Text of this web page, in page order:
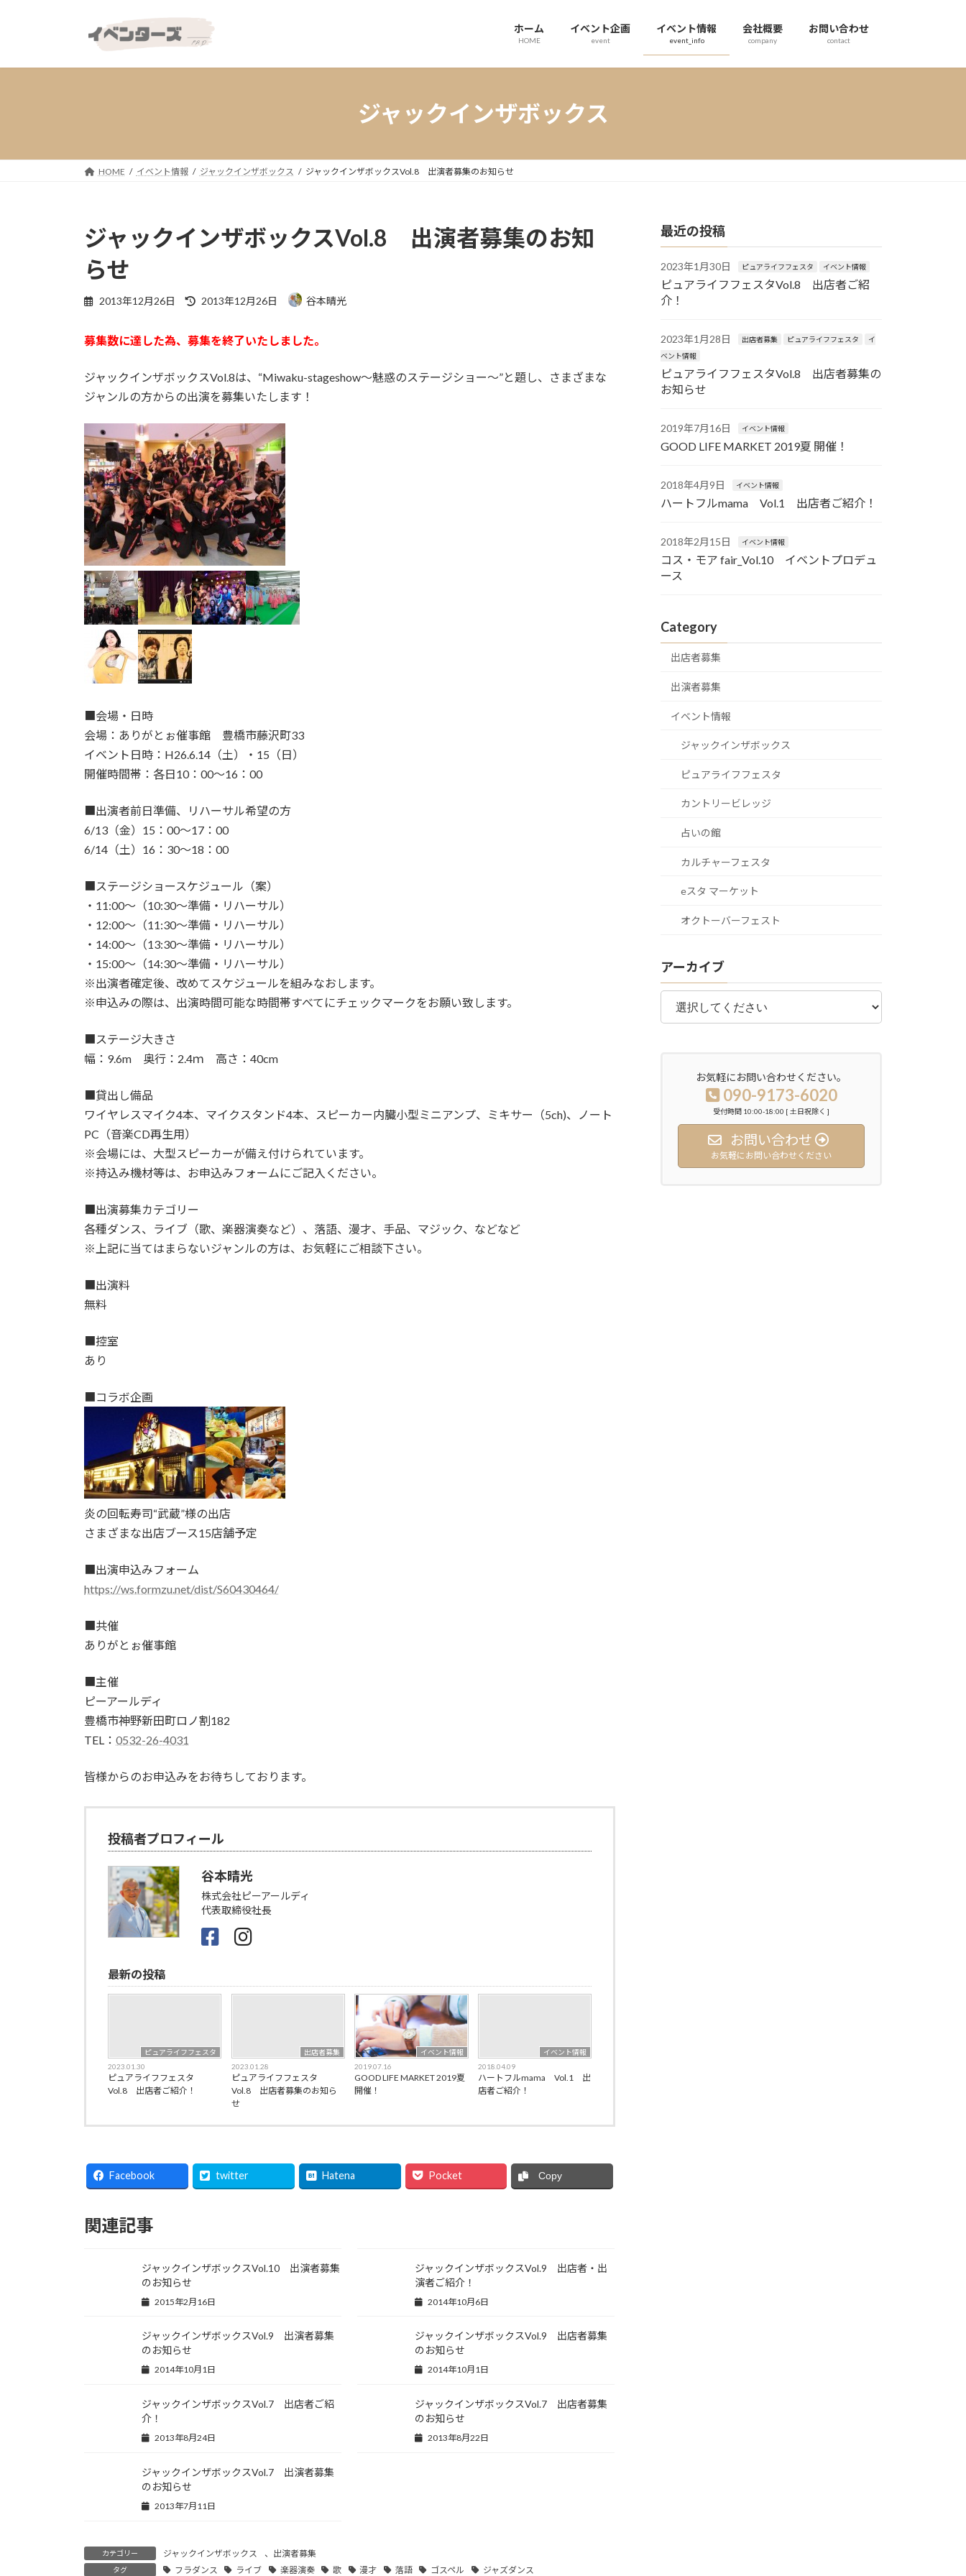
プ
動
ホーム
HOME
イベント企画
event
イベント情報
event_info
会社概要
company
お問い合わせ
contact
ジャックインザボックス
HOME イベント情報 ジャックインザボックス ジャックインザボックスVol.8 出演者募集のお知らせ
ジャックインザボックスVol.8 出演者募集のお知
らせ
2013年12月26日
最
新
:
2013年12月26日 谷本晴光
募集数に達した為、募集を終了いたしました。
ジャックインザボックスVol.8は、“Miwaku-stageshow～魅惑のステージショー～”と題し、さまざまな
ジャンルの方からの出演を募集いたします！
■会場・日時
会場：ありがとぉ催事館 豊橋市藤沢町33
イベント日時：H26.6.14（土）・15（日）
開催時間帯：各日10：00～16：00
■出演者前日準備、リハーサル希望の方
6/13（金）15：00～17：00
6/14（土）16：30～18：00
■ステージショースケジュール（案）
・11:00～（10:30～準備・リハーサル）
・12:00～（11:30～準備・リハーサル）
・14:00～（13:30～準備・リハーサル）
・15:00～（14:30～準備・リハーサル）
※出演者確定後、改めてスケジュールを組みなおします。
※申込みの際は、出演時間可能な時間帯すべてにチェックマークをお願い致します。
■ステージ大きさ
幅：9.6m 奥行：2.4ｍ 高さ：40cm
■貸出し備品
ワイヤレスマイク4本、マイクスタンド4本、スピーカー内臓小型ミニアンプ、ミキサー（5ch)、ノート
PC（音楽CD再生用）
※会場には、大型スピーカーが備え付けられています。
※持込み機材等は、お申込みフォームにご記入ください。
■出演募集カテゴリー
各種ダンス、ライブ（歌、楽器演奏など）、落語、漫才、手品、マジック、などなど
※上記に当てはまらないジャンルの方は、お気軽にご相談下さい。
■出演料
無料
■控室
あり
■コラボ企画
炎の回転寿司“武蔵”様の出店
さまざまな出店ブース15店舗予定
■出演申込みフォーム
https://ws.formzu.net/dist/S60430464/
■共催
ありがとぉ催事館
■主催
ピーアールディ
豊橋市神野新田町ロノ割182
TEL： 0532-26-4031
皆様からのお申込みをお待ちしております。
投稿者プロフィール
谷本晴光
株式会社ピーアールディ
代表取締役社長
最新の投稿
ピュアライフフェスタ
2023.01.30
ピュアライフフェスタ
Vol.8 出店者ご紹介！
出店者募集
2023.01.28
ピュアライフフェスタ
Vol.8 出店者募集のお知ら
せ
イベント情報
2019.07.16
GOOD LIFE MARKET 2019夏
開催！
イベント情報
2018.04.09
ハートフルmama Vol.1 出
店者ご紹介！
Facebook twitter Hatena Pocket Copy
関連記事
ジャックインザボックスVol.10 出演者募集
のお知らせ
2015年2月16日
ジャックインザボックスVol.9 出店者・出
演者ご紹介！
2014年10月6日
ジャックインザボックスVol.9 出演者募集
のお知らせ
2014年10月1日
ジャックインザボックスVol.9 出店者募集
のお知らせ
2014年10月1日
ジャックインザボックスVol.7 出店者ご紹
介！
2013年8月24日
ジャックインザボックスVol.7 出店者募集
のお知らせ
2013年8月22日
ジャックインザボックスVol.7 出演者募集
のお知らせ
2013年7月11日
カテゴリー ジャックインザボックス 、 出演者募集
タグ フラダンス ライブ 楽器演奏 歌 漫才 落語 ゴスペル ジャズダンス
最近の投稿
2023年1月30日 ピュアライフフェスタ イベント情報
ピュアライフフェスタVol.8 出店者ご紹
介！
2023年1月28日 出店者募集 ピュアライフフェスタ
イ
ベント情報
ピュアライフフェスタVol.8 出店者募集の
お知らせ
2019年7月16日 イベント情報
GOOD LIFE MARKET 2019夏 開催！
2018年4月9日 イベント情報
ハートフルmama Vol.1 出店者ご紹介！
2018年2月15日 イベント情報
コス・モア fair_Vol.10 イベントプロデュ
ース
Category
出店者募集
出演者募集
イベント情報
ジャックインザボックス
ピュアライフフェスタ
カントリービレッジ
占いの館
カルチャーフェスタ
eスタ マーケット
オクトーバーフェスト
アーカイブ
お気軽にお問い合わせください。
090-9173-6020
受付時間 10:00-18:00 [ 土日祝除く ]
お問い合わせ
お気軽にお問い合わせください